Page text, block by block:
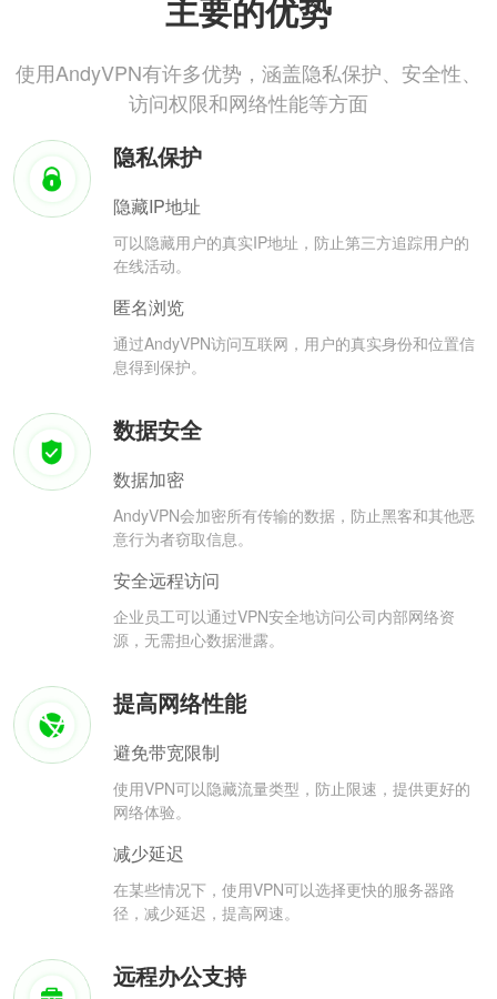
主要的优势
使用AndyVPN有许多优势，涵盖隐私保护、安全性、
访问权限和网络性能等方面
隐私保护
隐藏IP地址
可以隐藏用户的真实IP地址，防止第三方追踪用户的
在线活动。
匿名浏览
通过AndyVPN访问互联网，用户的真实身份和位置信
息得到保护。
数据安全
数据加密
AndyVPN会加密所有传输的数据，防止黑客和其他恶
意行为者窃取信息。
安全远程访问
企业员工可以通过VPN安全地访问公司内部网络资
源，无需担心数据泄露。
提高网络性能
避免带宽限制
使用VPN可以隐藏流量类型，防止限速，提供更好的
网络体验。
减少延迟
在某些情况下，使用VPN可以选择更快的服务器路
径，减少延迟，提高网速。
远程办公支持